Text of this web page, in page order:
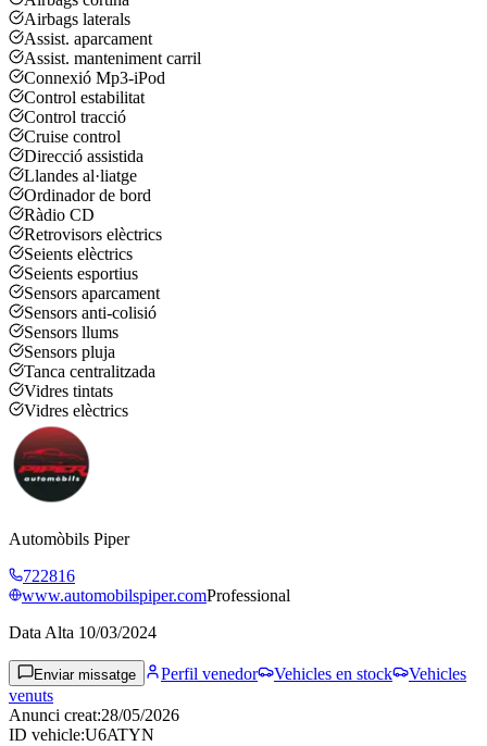
Airbags laterals
Assist. aparcament
Assist. manteniment carril
Connexió Mp3-iPod
Control estabilitat
Control tracció
Cruise control
Direcció assistida
Llandes al·liatge
Ordinador de bord
Ràdio CD
Retrovisors elèctrics
Seients elèctrics
Seients esportius
Sensors aparcament
Sensors anti-colisió
Sensors llums
Sensors pluja
Tanca centralitzada
Vidres tintats
Vidres elèctrics
Automòbils Piper
722816
www.automobilspiper.comProfessional
Data Alta 10/03/2024
Enviar missatge Perfil venedor Vehicles en stock
Vehicles
venuts
Anunci creat:28/05/2026
ID vehicle:U6ATYN